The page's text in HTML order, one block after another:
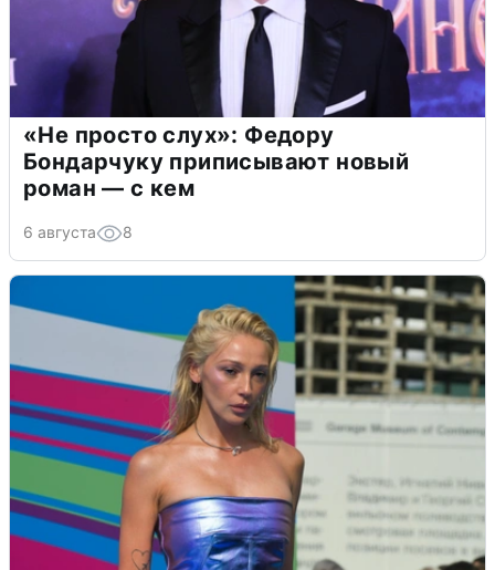
«Не просто слух»: Федору
Бондарчуку приписывают новый
роман — с кем
6 августа 8